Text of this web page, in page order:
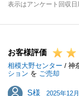
表示はアンケート回収日
お客様評価
相模大野センター / 神
ション を ご売却
S様
S様 2025年12